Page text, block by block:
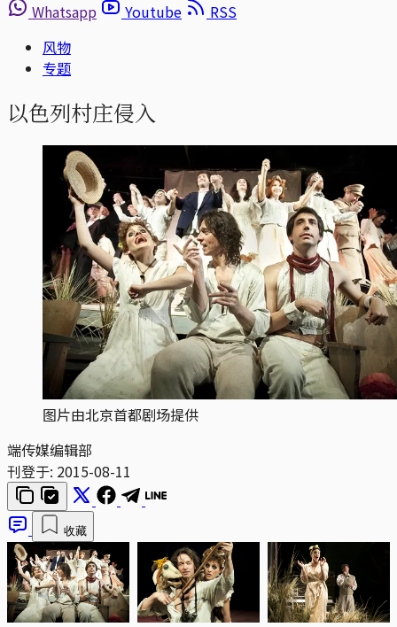
Whatsapp
Youtube
RSS
风物
专题
以色列村庄侵入
图片由北京首都剧场提供
端传媒编辑部
刊登于: 2015-08-11
收藏